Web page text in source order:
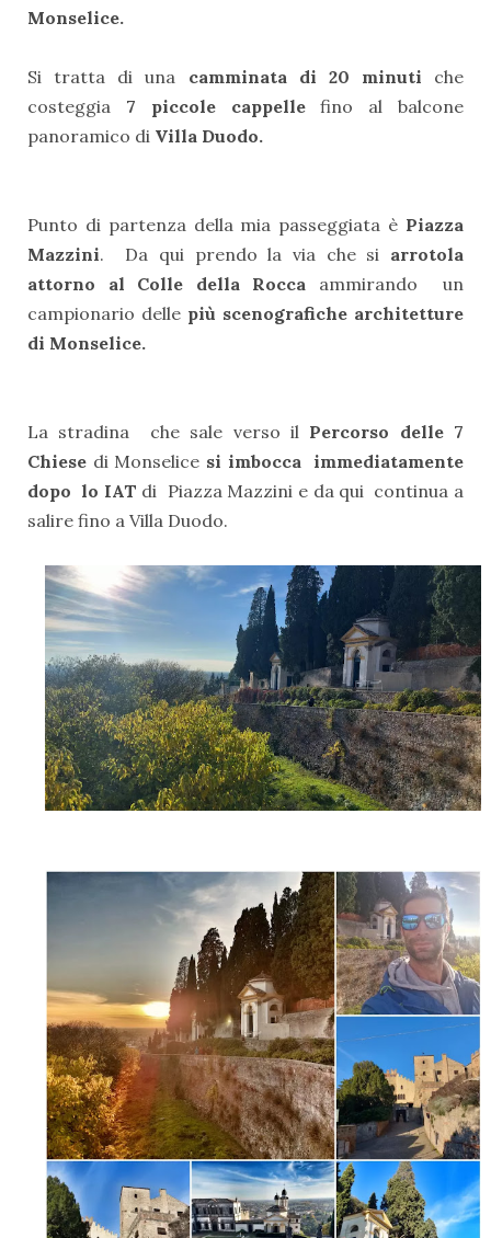
Monselice.
Si tratta di una camminata di 20 minuti che
costeggia 7 piccole cappellefino al balcone
panoramico di Villa Duodo.
Punto di partenza della mia passeggiata è Piazza
Mazzini. Da qui prendo la via che si arrotola
attorno al Colle della Rocca ammirando un
campionario delle più scenografiche architetture
di Monselice.
La stradina che sale verso il Percorso delle 7
Chiese di Monselice si imbocca immediatamente
dopo lo IAT di Piazza Mazzini e da qui continua a
salire fino a Villa Duodo.